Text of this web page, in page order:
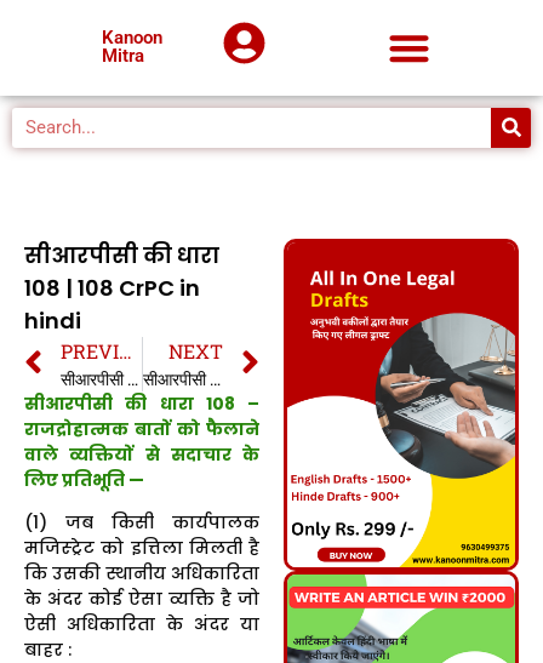
Kanoon
Mitra
सीआरपीसी की धारा
108 | 108 CrPC in
hindi
PREVIOUS
सीआरपीसी की धारा 107 | 107 CrPC in hindi
NEXT
सीआरपीसी की धारा 109 | 109 CrPC in hindi
सीआरपीसी की धारा 108 –
राजद्रोहात्मक बातों को फैलाने
वाले व्यक्तियों से सदाचार के
लिए प्रतिभूति —
(1) जब किसी कार्यपालक
मजिस्ट्रेट को इत्तिला मिलती है
कि उसकी स्थानीय अधिकारिता
के अंदर कोई ऐसा व्यक्ति है जो
ऐसी अधिकारिता के अंदर या
बाहर :